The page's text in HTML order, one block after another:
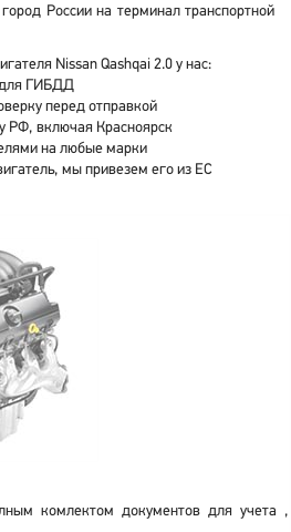
России на терминал транспортной
Nissan Qashqai 2.0 у нас:
ГИБДД
перед отправкой
РФ, включая Красноярск
на любые марки
мы привезем его из ЕС
комлектом документов для учета ,